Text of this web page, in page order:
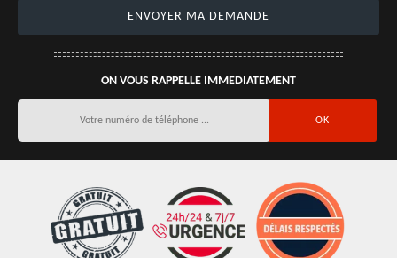
ON VOUS RAPPELLE IMMEDIATEMENT